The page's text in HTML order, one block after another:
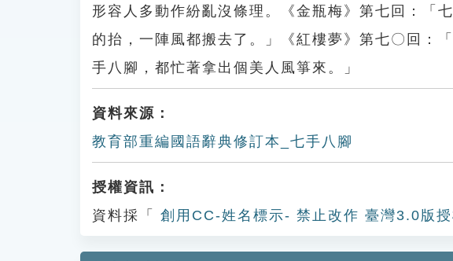
形容人多動作紛亂沒條理。《金瓶梅》第七回：「
的抬，一陣風都搬去了。」《紅樓夢》第七〇回：
手八腳，都忙著拿出個美人風箏來。」
資料來源：
教育部重編國語辭典修訂本_七手八腳
授權資訊：
資料採「
創用CC-姓名標示- 禁止改作 臺灣3.0版授